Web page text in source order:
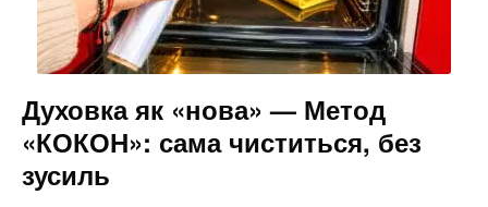
Духовка як «нова» — Метод
«КОКОН»: сама чиститься, без
зусиль